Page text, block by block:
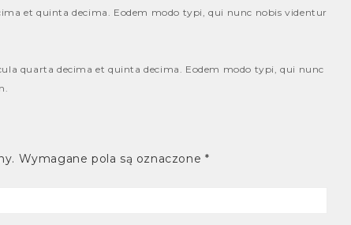
et quinta decima. Eodem modo typi, qui nunc nobis videntur
quarta decima et quinta decima. Eodem modo typi, qui nunc
Wymagane pola są oznaczone *